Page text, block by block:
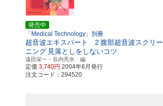
発売中
「Medical Technology」別冊
超音波エキスパート 2 腹部超音波スクリー
ニング 見落としをしないコツ
遠田栄一・谷内亮水 編
定価 3,740円 2004年6月発行
注文コード：294520